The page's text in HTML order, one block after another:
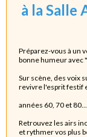
à la Salle
Préparez-vous à un
bonne humeur avec
Sur scène, des voix
revivre l'esprit festif
années 60, 70 et 80...
Retrouvez les airs
et rythmer vos plus